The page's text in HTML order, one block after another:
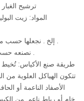
ترشيح
المواد: زيت
القطر: Φ130 , Φ138 , Φ152 , Φ158 , إلخ . نجعلها حسب متطلباتك .
الطول: 1000mm ~ 8000mm . نصنعه حسب متطلباتك .
طريقة صنع الأكياس: تُخيط
تتكون الهياكل العلوية من
الأصفاد الناعمة أو